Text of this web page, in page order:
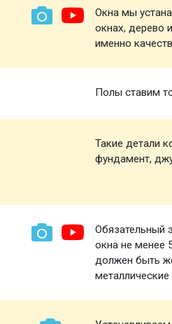
Окна мы
окнах, дерево
именно
Полы ставим
Такие детали
фундамент,
Обязательный
окна не менее
должен быть
металлические